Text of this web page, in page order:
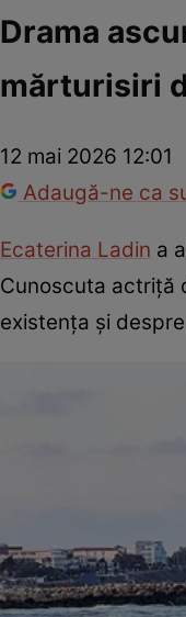
Drama
mărturisiri
12 mai 2026 12:01
Adaugă-ne ca
Ecaterina Ladin a
Cunoscuta actriță
existența și